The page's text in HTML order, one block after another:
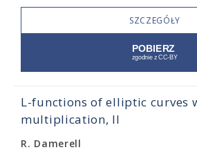
SZCZEGÓŁY
L-functions of elliptic curves
multiplication, II
R. Damerell